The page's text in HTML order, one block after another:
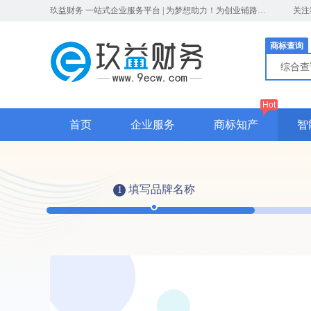
玖益财务 一站式企业服务平台 | 为梦想助力！为创业铺路！| 服务热线：023-65306942 关
商标查询
综合
首页 企业服务 商标知产
Hot
智
1 填写品牌名称